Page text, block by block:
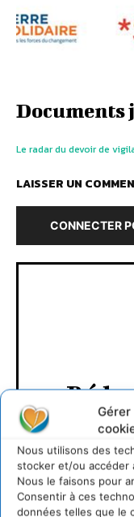
Nous utilisons des
stocker et/ou accéder
Nous le faisons pour
Consentir à ces
données telles que le
Documents
Le radar du devoir de
LAISSER UN
CONNECTER